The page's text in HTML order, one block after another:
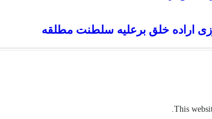
تبلیغاتی چیست؟
This